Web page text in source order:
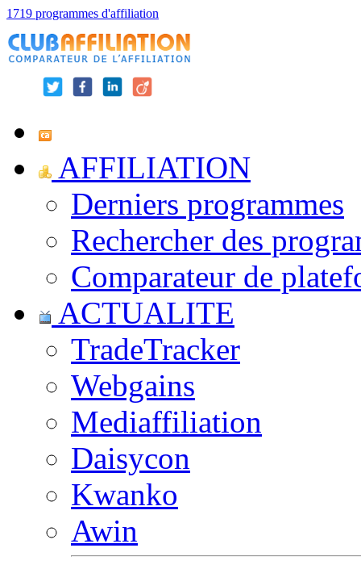
1719 programmes d'affiliation
AFFILIATION
Derniers programmes
Rechercher des
Comparateur de
ACTUALITE
TradeTracker
Webgains
Mediaffiliation
Daisycon
Kwanko
Awin